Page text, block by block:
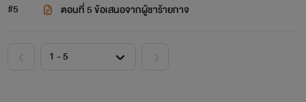
#5 ตอนที่ 5 ข้อเสนอจากผู้ชาร้ายกาจ